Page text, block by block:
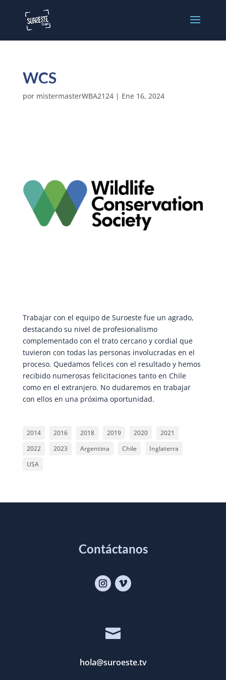
WCS
por mistermasterWBA2124| Ene 16, 2024
Trabajar con el equipo de Suroeste fue un agrado,
destacando su nivel de profesionalismo
complementado con el trato cercano y cordial que
tuvieron con todas las personas involucradas en el
proceso. Quedamos felices con el resultado y hemos
recibido numerosas felicitaciones tanto en Chile
como en el extranjero. No dudaremos en trabajar
con ellos en una próxima oportunidad.
2014 2016 2018 2019 2020
2021
2022
2023 Argentina Chile
Inglaterra
USA
Contáctanos

hola@suroeste.tv